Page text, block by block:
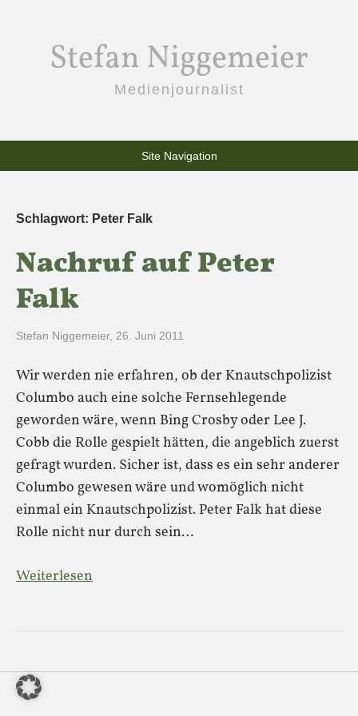
Stefan Niggemeier
Medienjournalist
Site Navigation
Schlagwort: Peter Falk
Nachruf auf Peter
Falk
Stefan Niggemeier, 26. Juni 2011
Wir werden nie erfahren, ob der Knautschpolizist
Columbo auch eine solche Fernsehlegende
geworden wäre, wenn Bing Crosby oder Lee J.
Cobb die Rolle gespielt hätten, die angeblich zuerst
gefragt wurden. Sicher ist, dass es ein sehr anderer
Columbo gewesen wäre und womöglich nicht
einmal ein Knautschpolizist. Peter Falk hat diese
Rolle nicht nur durch sein…
Weiterlesen